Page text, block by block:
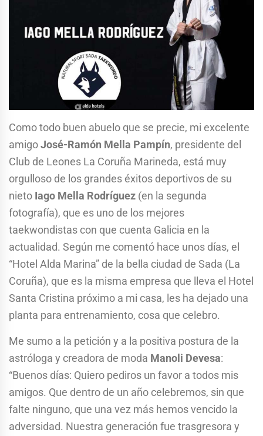
Como todo buen abuelo que se precie, mi excelente
amigoJosé-Ramón Mella Pampín, presidente del
Club de Leones La Coruña Marineda, está muy
orgulloso de los grandes éxitos deportivos de su
nieto Iago Mella Rodríguez (en la segunda
fotografía), que es uno de los mejores
taekwondistas con que cuenta Galicia en la
actualidad. Según me comentó hace unos días, el
“Hotel Alda Marina” de la bella ciudad de Sada (La
Coruña), que es la misma empresa que lleva el Hotel
Santa Cristina próximo a mi casa, les ha dejado una
planta para entrenamiento, cosa que celebro.
Me sumo a la petición y a la positiva postura de la
astróloga y creadora de moda Manoli Devesa:
“Buenos días: Quiero pediros un favor a todos mis
amigos. Que dentro de un año celebremos, sin que
falte ninguno, que una vez más hemos vencido la
adversidad. Nuestra generación fue trasgresora y